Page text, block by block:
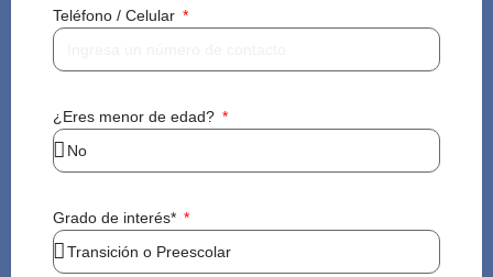
Teléfono / Celular
¿Eres menor de edad?
Grado de interés*